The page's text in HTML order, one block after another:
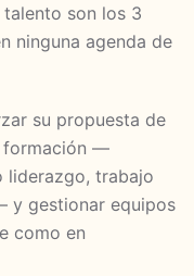
son los 3
ninguna agenda de
su propuesta de
formación —
liderazgo, trabajo
y gestionar equipos
como en